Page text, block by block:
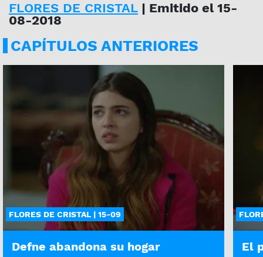
FLORES DE CRISTAL | Emitido el 15-
08-2018
CAPÍTULOS ANTERIORES
FLORES DE CRISTAL | 15-09
Defne abandona su hogar
El